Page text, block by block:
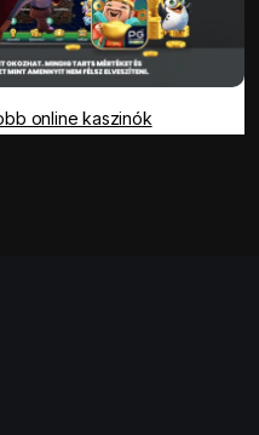
online kaszinók